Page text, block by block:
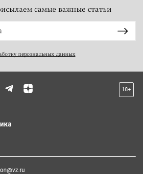
самые важные статьи
персональных данных
18+